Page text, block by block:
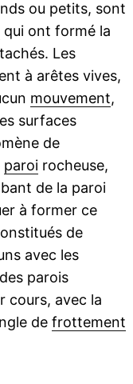
ou petits, sont
qui ont formé la
Les
à arêtes vives,
mouvement,
surfaces
de
paroirocheuse,
de la paroi
à former ce
de
avec les
parois
cours, avec la
de frottement